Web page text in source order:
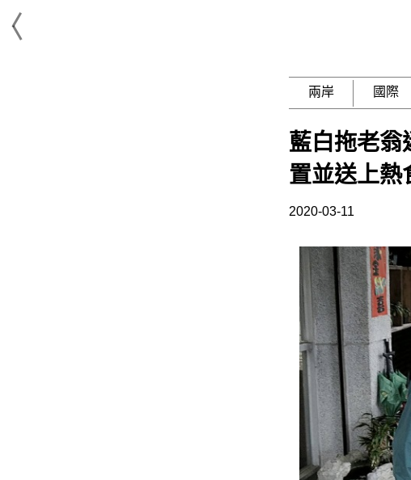
兩岸 國際
藍白拖老翁
置並送上熱
2020-03-11